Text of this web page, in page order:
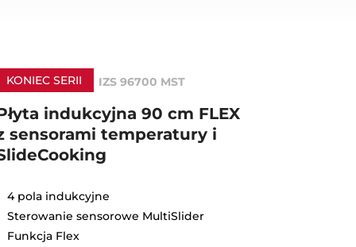
KONIEC SERII IZS 96700 MST
indukcyjna 90 cm FLEX
sensorami temperatury i
4 pola indukcyjne
Sterowanie sensorowe MultiSlider
Funkcja Flex